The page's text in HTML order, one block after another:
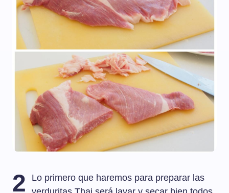
2
Lo primero que haremos para preparar las